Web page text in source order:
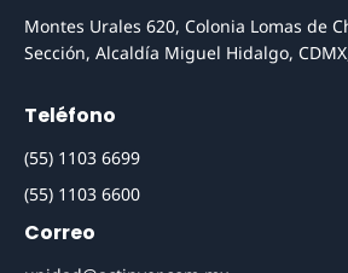
Montes Urales 620, Colonia Lomas de
Sección, Alcaldía Miguel Hidalgo,
Teléfono
(55) 1103 6699
(55) 1103 6600
Correo